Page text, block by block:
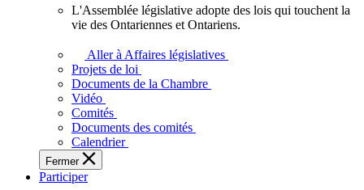
l'Ontario.
L'Assemblée
adopte
touchent
des
Ontariennes
et
L'Assemblée législative adopte des lois qui touchent la
vie des Ontariennes et Ontariens.
Aller à Affaires législatives
Projets de loi
Documents de la Chambre
Vidéo
Comités
Documents des comités
Calendrier
Fermer
Participer